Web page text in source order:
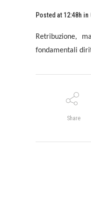
Posted at 12:48h in
Retribuzione,
fondamentali
Share